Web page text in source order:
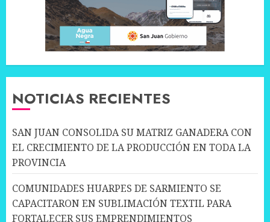
NOTICIAS RECIENTES
SAN JUAN CONSOLIDA SU MATRIZ GANADERA CON
EL CRECIMIENTO DE LA PRODUCCIÓN EN TODA LA
PROVINCIA
COMUNIDADES HUARPES DE SARMIENTO SE
CAPACITARON EN SUBLIMACIÓN TEXTIL PARA
FORTALECER SUS EMPRENDIMIENTOS